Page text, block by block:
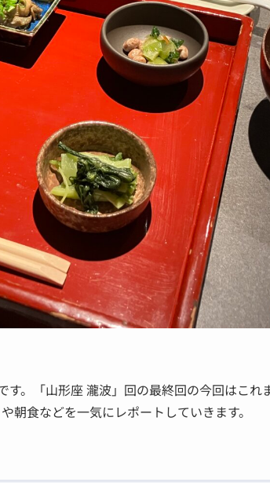
。「山形座 瀧波」回の最終回の今回はこれ
朝食などを一気にレポートしていきます。